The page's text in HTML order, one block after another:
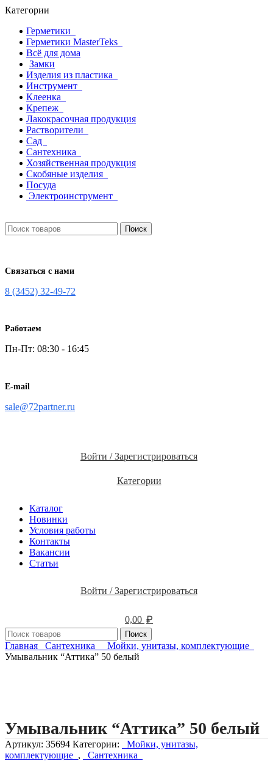
Категории
Герметики
Герметики MasterTeks
Всё для дома
Замки
Изделия из пластика
Инструмент
Клеенка
Крепеж
Лакокрасочная продукция
Растворители
Сад
Сантехника
Хозяйственная продукция
Скобяные изделия
Посуда
Электроинструмент
Поиск
Связаться с нами
8 (3452) 32-49-72
Работаем
Пн-Пт: 08:30 - 16:45
E-mail
sale@72partner.ru
Войти / Зарегистрироваться
Категории
Каталог
Новинки
Условия работы
Контакты
Вакансии
Статьи
Войти / Зарегистрироваться
0,00 ₽
Поиск
Главная Сантехника
Мойки, унитазы, комплектующие
Умывальник “Аттика” 50 белый
Умывальник “Аттика” 50 белый
Артикул: 35694 Категории:
Мойки, унитазы,
комплектующие ,
Сантехника